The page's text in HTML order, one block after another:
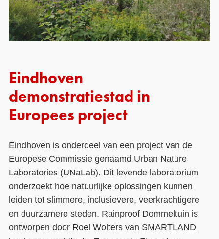
Eindhoven
demonstratiestad in
Europees project
Eindhoven is onderdeel van een project van de
Europese Commissie genaamd Urban Nature
Laboratories (UNaLab). Dit levende laboratorium
onderzoekt hoe natuurlijke oplossingen kunnen
leiden tot slimmere, inclusievere, veerkrachtigere
en duurzamere steden. Rainproof Dommeltuin is
ontworpen door Roel Wolters van SMARTLAND